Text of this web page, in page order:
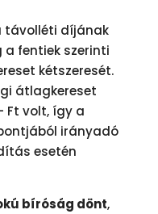
díjának
a fentiek szerinti
kétszeresét.
átlagkereset
Ft volt, így a
irányadó
esetén
bíróság dönt,